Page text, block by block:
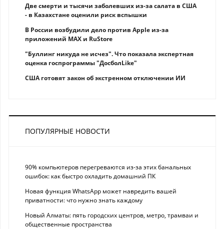
Две смерти и тысячи заболевших из-за салата в США
- в Казахстане оценили риск вспышки
В России возбудили дело против Apple из-за
приложений MAX и RuStore
"Буллинг никуда не исчез". Что показала экспертная
оценка госпрограммы "ДосболLike"
США готовят закон об экстренном отключении ИИ
ПОПУЛЯРНЫЕ НОВОСТИ
90% компьютеров перегреваются из-за этих банальных
ошибок: как быстро охладить домашний ПК
Новая функция WhatsApp может навредить вашей
приватности: что нужно знать каждому
Новый Алматы: пять городских центров, метро, трамваи и
общественные пространства